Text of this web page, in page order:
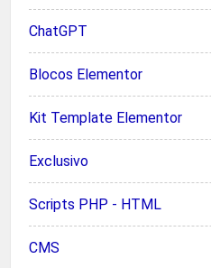
ChatGPT
Blocos Elementor
Kit Template Elementor
Exclusivo
Scripts PHP - HTML
CMS